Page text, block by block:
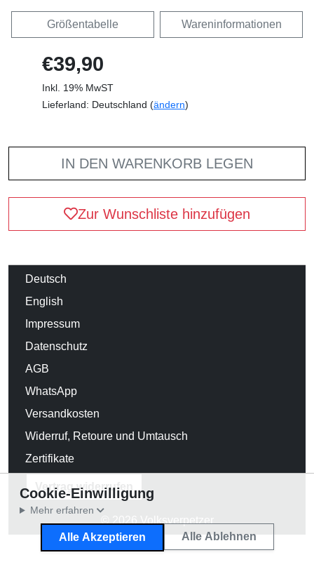
Größentabelle Wareninformationen
€39,90
Inkl. 19% MwST
Lieferland: Deutschland (ändern)
IN DEN WARENKORB LEGEN
Zur Wunschliste hinzufügen
Deutsch
English
Impressum
Datenschutz
AGB
WhatsApp
Versandkosten
Widerruf, Retoure und Umtausch
Zertifikate
Vertrag widerrufen
© 2026 Volksverpetzer
Cookie-Einwilligung
Mehr erfahren
Alle Akzeptieren Alle Ablehnen